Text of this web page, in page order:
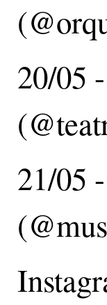
20/05
21/05